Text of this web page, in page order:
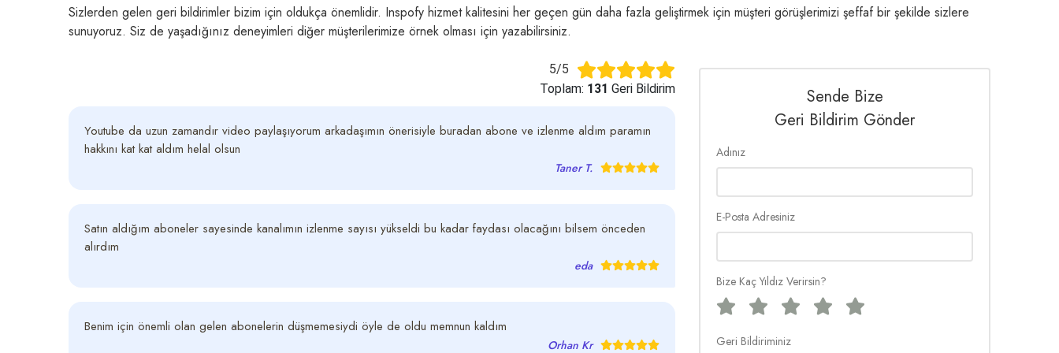
Sizlerden gelen geri bildirimler bizim için oldukça önemlidir. Inspofy hizmet kalitesini her geçen gün daha fazla geliştirmek için müşteri görüşlerimizi şeffaf bir şekilde sizlere
sunuyoruz. Siz de yaşadığınız deneyimleri diğer müşterilerimize örnek olması için yazabilirsiniz.
5/5
Toplam: 131 Geri Bildirim
Youtube da uzun zamandır video paylaşıyorum arkadaşımın önerisiyle buradan abone ve izlenme aldım paramın
hakkını kat kat aldım helal olsun
Taner T.
Satın aldığım aboneler sayesinde kanalımın izlenme sayısı yükseldi bu kadar faydası olacağını bilsem önceden
alırdım
eda
Benim için önemli olan gelen abonelerin düşmemesiydi öyle de oldu memnun kaldım
Orhan Kr
Sende Bize
Geri Bildirim Gönder
Adınız
E-Posta Adresiniz
Bize Kaç Yıldız Verirsin?
Geri Bildiriminiz